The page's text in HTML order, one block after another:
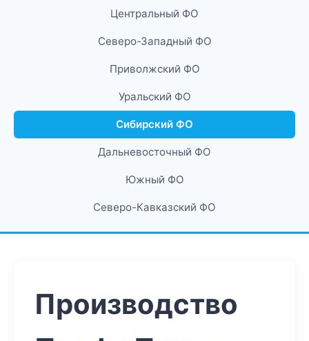
Центральный ФО
Северо-Западный ФО
Приволжский ФО
Уральский ФО
Сибирский ФО
Дальневосточный ФО
Южный ФО
Северо-Кавказский ФО
Производство